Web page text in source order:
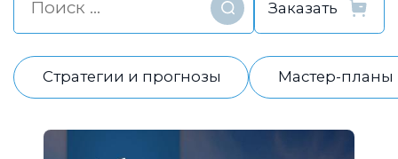
Найти
Стратегии и прогнозы Мастер-планы